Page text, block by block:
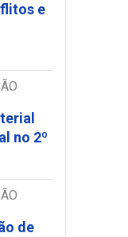
e
no 2º
de